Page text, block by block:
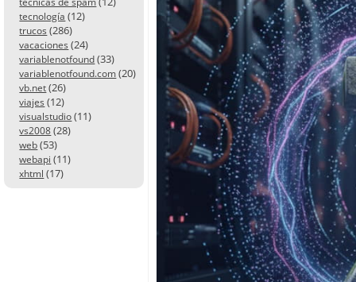
tecnología (12)
trucos (286)
vacaciones (24)
variablenotfound (33)
variablenotfound.com (20)
vb.net (26)
viajes (12)
visualstudio (11)
vs2008 (28)
web (53)
webapi (11)
xhtml (17)